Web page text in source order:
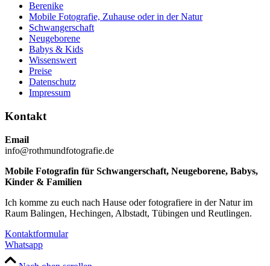
Berenike
Mobile Fotografie, Zuhause oder in der Natur
Schwangerschaft
Neugeborene
Babys & Kids
Wissenswert
Preise
Datenschutz
Impressum
Kontakt
Email
info@rothmundfotografie.de
Mobile Fotografin für Schwangerschaft, Neugeborene, Babys,
Kinder & Familien
Ich komme zu euch nach Hause oder fotografiere in der Natur im
Raum Balingen, Hechingen, Albstadt, Tübingen und Reutlingen.
Kontaktformular
Whatsapp